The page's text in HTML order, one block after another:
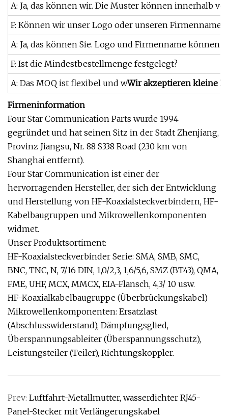
A: Ja, das können wir. Die Muster können innerhalb
F: Können wir unser Logo oder unseren
A: Ja, das können Sie. Logo und Firmenname können
F: Ist die Mindestbestellmenge festgelegt?
A: Das MOQ ist flexibel und wWir akzeptieren kleine
Firmeninformation
Four Star Communication Parts wurde 1994
gegründet und hat seinen Sitz in der Stadt Zhenjiang,
Provinz Jiangsu, Nr. 88 S338 Road (230 km von
Shanghai entfernt).
Four Star Communication ist einer der
hervorragenden Hersteller, der sich der Entwicklung
und Herstellung von HF-Koaxialsteckverbindern, HF-
Kabelbaugruppen und Mikrowellenkomponenten
widmet.
Unser Produktsortiment:
HF-Koaxialsteckverbinder Serie: SMA, SMB, SMC,
BNC, TNC, N, 7/16 DIN, 1,0/2,3, 1,6/5,6, SMZ (BT43), QMA,
FME, UHF, MCX, MMCX, EIA-Flansch, 4,3/ 10 usw.
HF-Koaxialkabelbaugruppe (Überbrückungskabel)
Mikrowellenkomponenten: Ersatzlast
(Abschlusswiderstand), Dämpfungsglied,
Überspannungsableiter (Überspannungsschutz),
Leistungsteiler (Teiler), Richtungskoppler.
Prev: Luftfahrt-Metallmutter, wasserdichter RJ45-
Panel-Stecker mit Verlängerungskabel